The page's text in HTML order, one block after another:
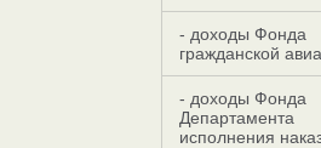
- доходы Фонда
гражданской
- доходы Фонда
Департамента
исполнения